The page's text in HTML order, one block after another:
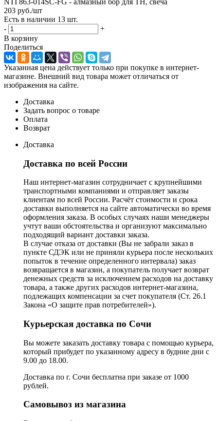
203 руб./шт
Есть в наличии 13 шт.
-
+
В корзину
Поделиться
Указанная цена действует только при покупке в интернет-
магазине. Внешний вид товара может отличаться от
изображения на сайте.
Доставка
Задать вопрос о товаре
Оплата
Возврат
Доставка
Доставка по всей России
Наш интернет-магазин сотрудничает с крупнейшими
транспортными компаниями и отправляет заказы
клиентам по всей России. Расчёт стоимости и срока
доставки выполняется на сайте автоматически во время
оформления заказа. В особых случаях наши менеджеры
учтут ваши обстоятельства и организуют максимально
подходящий вариант доставки заказа.
В случае отказа от доставки (Вы не забрали заказ в
пункте СДЭК или не приняли курьера после нескольких
попыток в течение определенного интервала) заказ
возвращается в магазин, а покупатель получает возврат
денежных средств за исключением расходов на доставку
товара, а также других расходов интернет-магазина,
подлежащих компенсации за счет покупателя (Ст. 26.1
Закона «О защите прав потребителей»).
Курьерская доставка по Сочи
Вы можете заказать доставку товара с помощью курьера,
который прибудет по указанному адресу в будние дни с
9.00 до 18.00.
Доставка по г. Сочи бесплатна при заказе от 1000
рублей.
Самовывоз из магазина